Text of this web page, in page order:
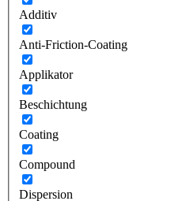
Additiv
Anti-Friction-Coating
Applikator
Beschichtung
Coating
Compound
Dispersion